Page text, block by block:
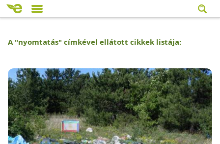
A "nyomtatás" címkével ellátott cikkek listája: